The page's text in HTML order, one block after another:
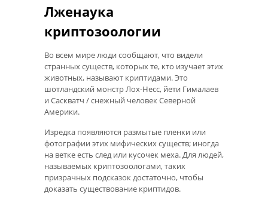
Лженаука
криптозоологии
Во всем мире люди сообщают, что видели
странных существ, которых те, кто изучает этих
животных, называют криптидами. Это
шотландский монстр Лох-Несс, йети Гималаев
и Саскватч / снежный человек Северной
Америки.
Изредка появляются размытые пленки или
фотографии этих мифических существ; иногда
на ветке есть след или кусочек меха. Для людей,
называемых криптозоологами, таких
призрачных подсказок достаточно, чтобы
доказать существование криптидов.